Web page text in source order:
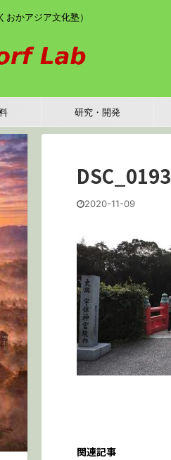
かアジア文化塾）
研究・開発
DSC_0193
2020-11-09
関連記事